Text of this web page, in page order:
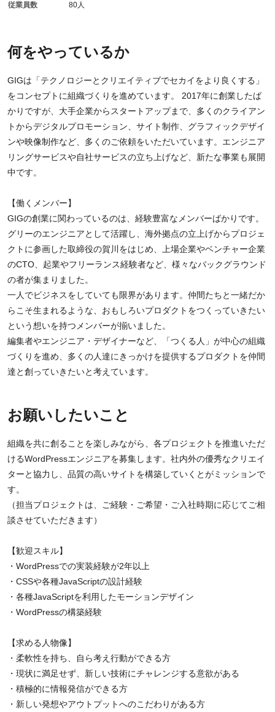
何をやっているか
GIGは「テクノロジーとクリエイティブでセカイをより良くする」
をコンセプトに組織づくりを進めています。 2017年に創業したば
かりですが、大手企業からスタートアップまで、多くのクライアン
トからデジタルプロモーション、サイト制作、グラフィックデザイ
ンや映像制作など、多くのご依頼をいただいています。エンジニア
リングサービスや自社サービスの立ち上げなど、新たな事業も展開
中です。
【働くメンバー】
GIGの創業に関わっているのは、経験豊富なメンバーばかりです。
グリーのエンジニアとして活躍し、海外拠点の立上げからプロジェ
クトに参画した取締役の賀川をはじめ、上場企業やベンチャー企業
のCTO、起業やフリーランス経験者など、様々なバックグラウンド
の者が集まりました。
一人でビジネスをしていても限界があります。仲間たちと一緒だか
らこそ生まれるような、おもしろいプロダクトをつくっていきたい
という想いを持つメンバーが揃いました。
編集者やエンジニア・デザイナーなど、「つくる人」が中心の組織
づくりを進め、多くの人達にきっかけを提供するプロダクトを仲間
達と創っていきたいと考えています。
お願いしたいこと
組織を共に創ることを楽しみながら、各プロジェクトを推進いただ
けるWordPressエンジニアを募集します。社内外の優秀なクリエイ
ターと協力し、品質の高いサイトを構築していくとがミッションで
す。
（担当プロジェクトは、ご経験・ご希望・ご入社時期に応じてご相
談させていただきます）
【歓迎スキル】
・WordPressでの実装経験が2年以上
・CSSや各種JavaScriptの設計経験
・各種JavaScriptを利用したモーションデザイン
・WordPressの構築経験
【求める人物像】
・柔軟性を持ち、自ら考え行動ができる方
・現状に満足せず、新しい技術にチャレンジする意欲がある
・積極的に情報発信ができる方
・新しい発想やアウトプットへのこだわりがある方
従業員数 80人